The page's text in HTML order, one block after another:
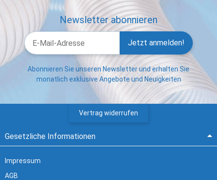
Newsletter abonnieren
Jetzt anmelden!
Abonnieren Sie unseren Newsletter und erhalten Sie
monatlich exklusive Angebote und Neuigkeiten
Vertrag widerrufen
Gesetzliche Informationen
Impressum
AGB